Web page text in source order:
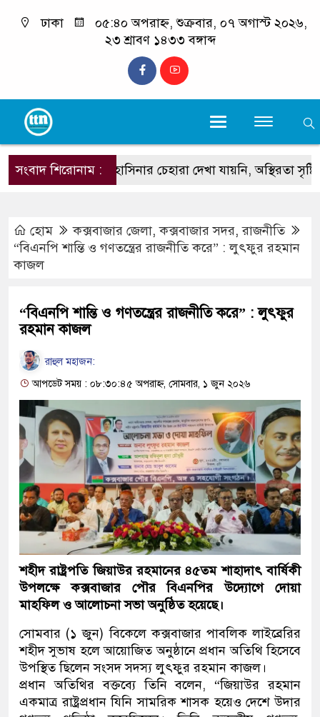
ঢাকা
০৫:৪০ অপরাহ্ন, শুক্রবার, ০৭ অগাস্ট ২০২৬,
২৩ শ্রাবণ ১৪৩৩ বঙ্গাব্দ
সংবাদ শিরোনাম :
শেখ হাসিনার চেহারা দেখা যায়নি, অস্থিরতা সৃষ্টিতে
হোম কক্সবাজার জেলা,কক্সবাজার সদর,রাজনীতি
“বিএনপি শান্তি ও গণতন্ত্রের রাজনীতি করে” : লুৎফুর রহমান
কাজল
“বিএনপি শান্তি ও গণতন্ত্রের রাজনীতি করে” : লুৎফুর
রহমান কাজল
রাহুল মহাজন:
আপডেট সময় : ০৮:৩০:৪৫ অপরাহ্ন, সোমবার, ১ জুন ২০২৬
শহীদ রাষ্ট্রপতি জিয়াউর রহমানের ৪৫তম শাহাদাৎ বার্ষিকী
উপলক্ষে কক্সবাজার পৌর বিএনপির উদ্যোগে দোয়া
মাহফিল ও আলোচনা সভা অনুষ্ঠিত হয়েছে।
সোমবার (১ জুন) বিকেলে কক্সবাজার পাবলিক লাইব্রেরির
শহীদ সুভাষ হলে আয়োজিত অনুষ্ঠানে প্রধান অতিথি হিসেবে
উপস্থিত ছিলেন সংসদ সদস্য লুৎফুর রহমান কাজল।
প্রধান অতিথির বক্তব্যে তিনি বলেন, “জিয়াউর রহমান
একমাত্র রাষ্ট্রপ্রধান যিনি সামরিক শাসক হয়েও দেশে উদার